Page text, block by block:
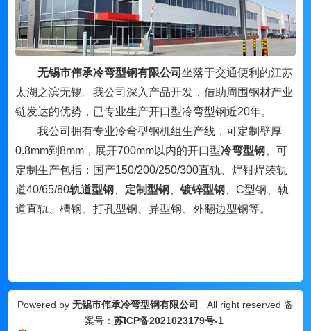
无锡市伟承冷弯型钢有限公司 坐落于交通便利的江苏
太湖之滨无锡。我公司深入产品开发，借助周围钢材产业
链发达的优势，已专业生产开口型冷弯型钢近20年。
我公司拥有专业冷弯型钢机组生产线，可定制壁厚
0.8mm到8mm，展开700mm以内的开口型冷弯型钢 。可
定制生产包括：国产150/200/250/300直轨、焊钳焊装轨
道40/65/80轨道型钢 定制型钢 镀锌型钢
C型钢、轨
道直轨、槽钢、打孔型钢、异型钢、外翻边型钢等。
Powered by 无锡市伟承冷弯型钢有限公司
All right reserved 备
案号： 苏ICP备2021023179号-1